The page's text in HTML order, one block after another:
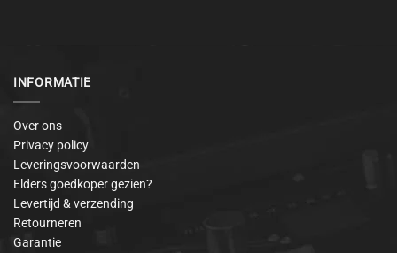
INFORMATIE
Over ons
Privacy policy
Leveringsvoorwaarden
Elders goedkoper gezien?
Levertijd & verzending
Retourneren
Garantie